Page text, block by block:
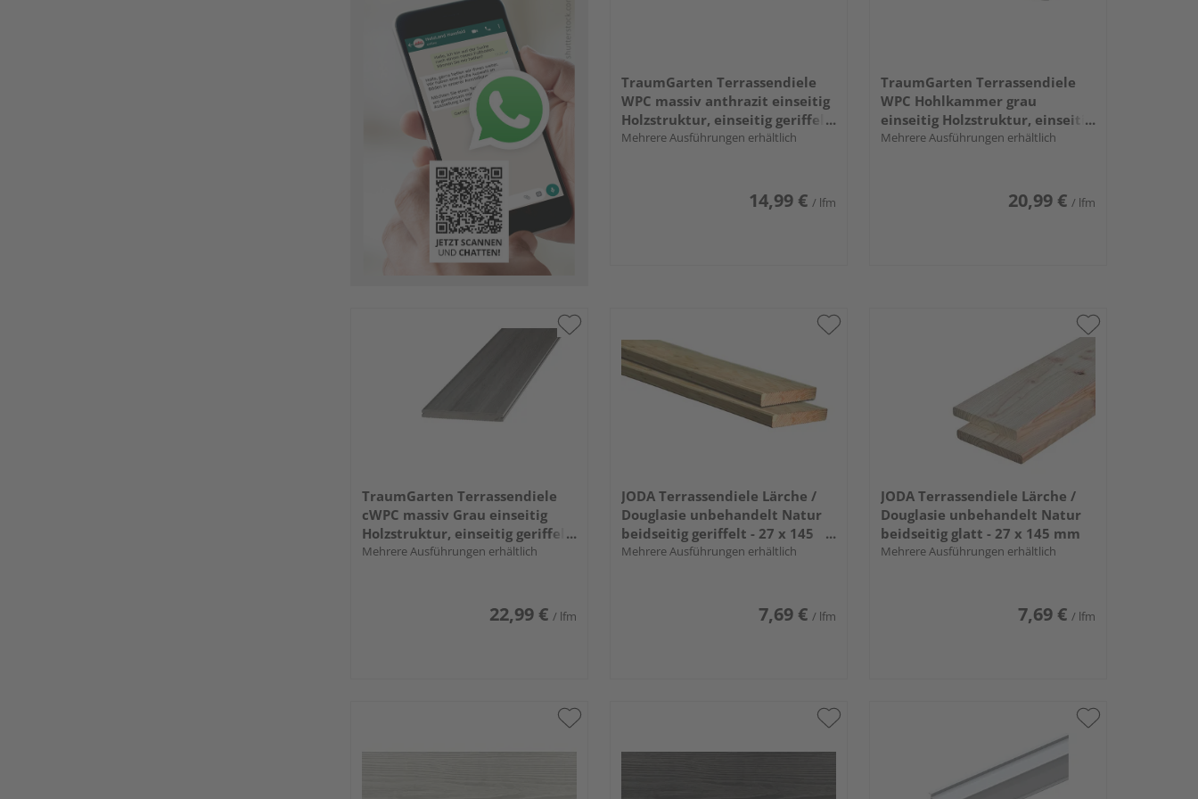
TraumGarten Terrassendiele
WPC massiv anthrazit einseitig
Holzstruktur, einseitig geriffelt,
längsseitige Nut, DREAMDECK
Mehrere Ausführungen erhältlich
14,99 € / lfm
TraumGarten Terrassendiele
WPC Hohlkammer grau
einseitig Holzstruktur, einseitig
geriffelt, längsseitige Nut,
Mehrere Ausführungen erhältlich
20,99 € / lfm
TraumGarten Terrassendiele
cWPC massiv Grau einseitig
Holzstruktur, einseitig geriffelt,
längsseitige Nut, DREAMDECK
Mehrere Ausführungen erhältlich
22,99 € / lfm
JODA Terrassendiele Lärche /
Douglasie unbehandelt Natur
beidseitig geriffelt - 27 x 145
mm
Mehrere Ausführungen erhältlich
7,69 € / lfm
JODA Terrassendiele Lärche /
Douglasie unbehandelt Natur
beidseitig glatt - 27 x 145 mm
Mehrere Ausführungen erhältlich
7,69 € / lfm